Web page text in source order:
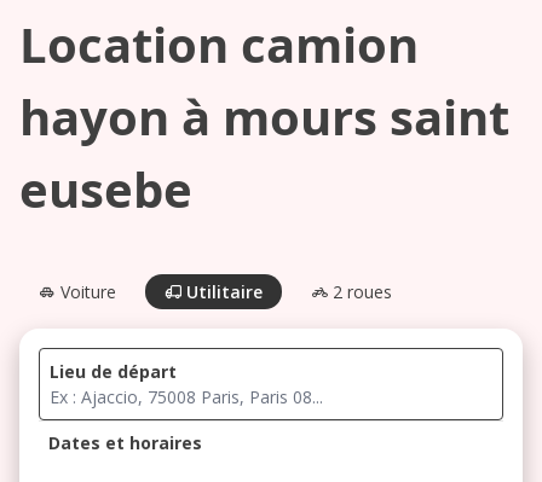
Location camion
hayon à mours saint
eusebe
Voiture Utilitaire 2 roues
Lieu de départ
Dates et horaires
Commencez
votre
recherche
pour voir les
agences à
proximité